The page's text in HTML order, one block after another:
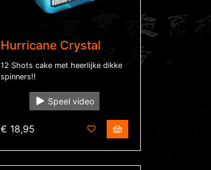
Hurricane Crystal
12 Shots cake met heerlijke dikke
spinners!!
Speel video
€ 18,95